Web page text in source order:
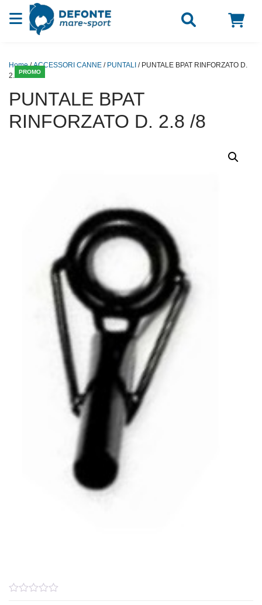
Vai al contenuto
PROMO
Home/ACCESSORI CANNE / PUNTALI / PUNTALE BPAT RINFORZATO D.
2.8 /8
PUNTALE BPAT
RINFORZATO D. 2.8 /8